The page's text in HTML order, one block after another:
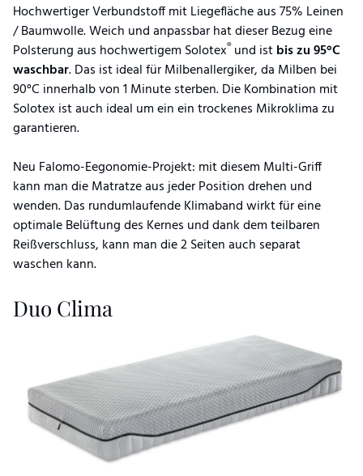
Hochwertiger Verbundstoff mit Liegefläche aus 75% Leinen
/ Baumwolle. Weich und anpassbar hat dieser Bezug eine
Polsterung aus hochwertigem Solotex®und istbis zu 95°C
waschbar. Das ist ideal für Milbenallergiker, da Milben bei
90°C innerhalb von 1 Minute sterben. Die Kombination mit
Solotex ist auch ideal um ein ein trockenes Mikroklima zu
garantieren.
Neu Falomo-Eegonomie-Projekt: mit diesem Multi-Griff
kann man die Matratze aus jeder Position drehen und
wenden. Das rundumlaufende Klimaband wirkt für eine
optimale Belüftung des Kernes und dank dem teilbaren
Reißverschluss, kann man die 2 Seiten auch separat
waschen kann.
Duo Clima